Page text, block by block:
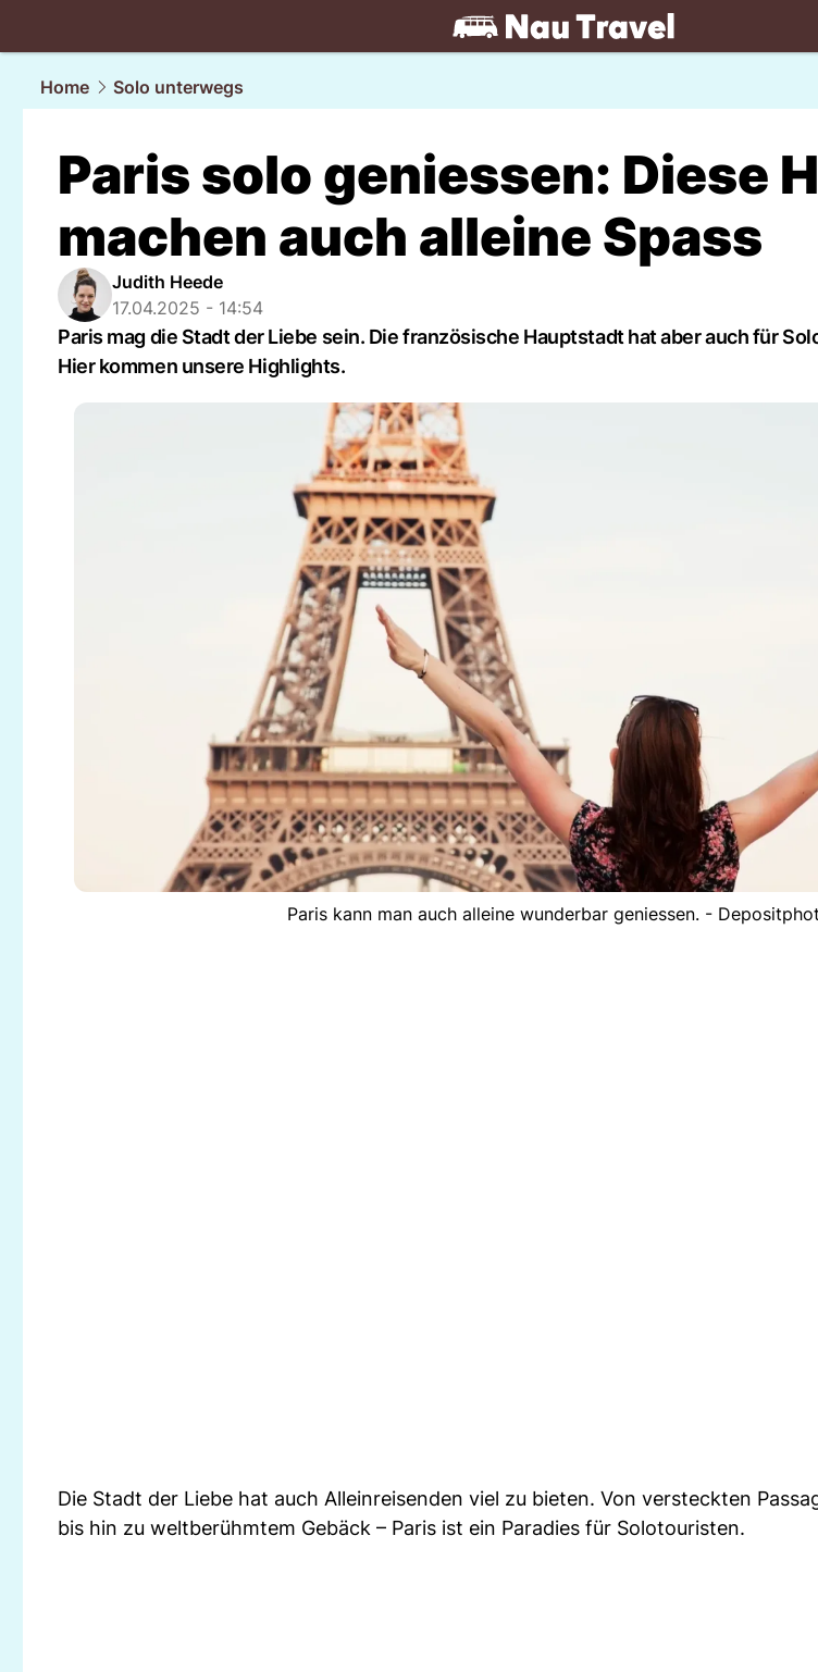
travel.NAU.ch
Home
Solo unterwegs
Paris solo geniessen: Diese
machen auch alleine Spass
Judith Heede
17.04.2025 - 14:54
Paris mag die Stadt der Liebe sein. Die französische Hauptstadt hat aber auch für
Hier kommen unsere Highlights.
Paris kann man auch alleine wunderbar geniessen. -
Die Stadt der Liebe hat auch Alleinreisenden viel zu bieten. Von versteckten
bis hin zu weltberühmtem Gebäck – Paris ist ein Paradies für Solotouristen.